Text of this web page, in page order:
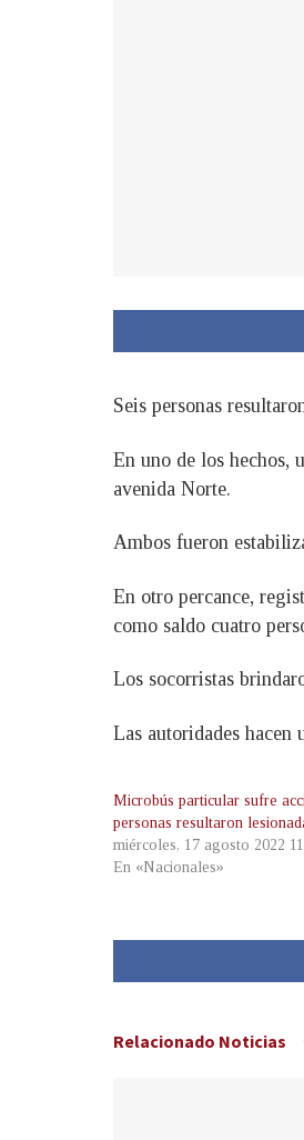
Seis personas
En uno de los hechos,
avenida Norte.
Ambos fueron
En otro percance,
como saldo cuatro
Los socorristas
Las autoridades hacen
Microbús particular sufre
personas resultaron
miércoles, 17 agosto 2022
En «Nacionales»
Relacionado Noticias